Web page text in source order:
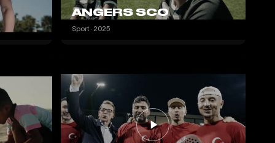
ANGERS SCO
Sport · 2025